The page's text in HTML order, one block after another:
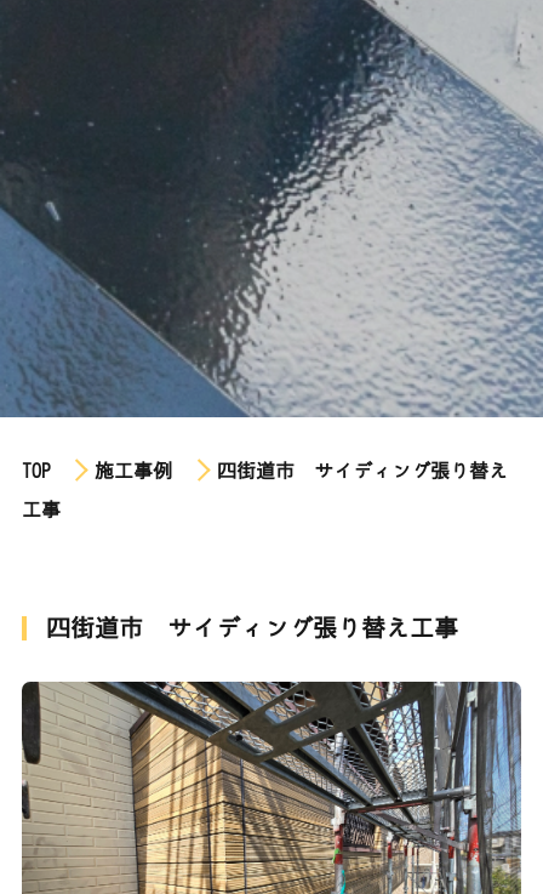
TOP 施工事例
四街道市 サイディング張り替え
工事
四街道市 サイディング張り替え工事